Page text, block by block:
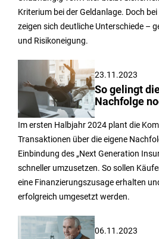
Kriterium bei der Geldanlage. Doch
zeigen sich deutliche Unterschiede –
und Risikoneigung.
23.11.2023
So gelingt
Nachfolge
Im ersten Halbjahr 2024 plant die
Transaktionen über die eigene
Einbindung des „Next Generation
schneller umzusetzen. So sollen
eine Finanzierungszusage erhalten
erfolgreich umgesetzt werden.
06.11.2023